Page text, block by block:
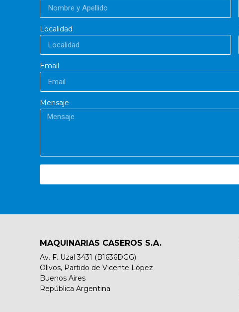
Localidad
Email
Mensaje
MAQUINARIAS CASEROS S.A.
Av. F. Uzal 3431 (B1636DGG)
Olivos, Partido de Vicente López
Buenos Aires
República Argentina